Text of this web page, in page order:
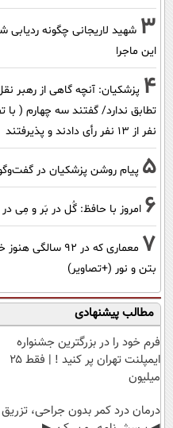
3 شهید لاریجانی چگونه ردیابی
این ماجرا
4 پزشکیان‌: آنچه گاهی از
نفر از 13 نفر رأی دادند و پذیرفتند
5 پیام روشن پزشکیان در
6 امروز با حافظ: گُل در بَر و
7
معماری که در 92
بتن و نور (+تصاویر)
مطالب پیشنهادی
فرم خود را در بزرگترین جشنواره
ایمپلنت تهران پر کنید ! | فقط ۲۵
میلیون
درمان درد کمر بدون جراحی، تزریق